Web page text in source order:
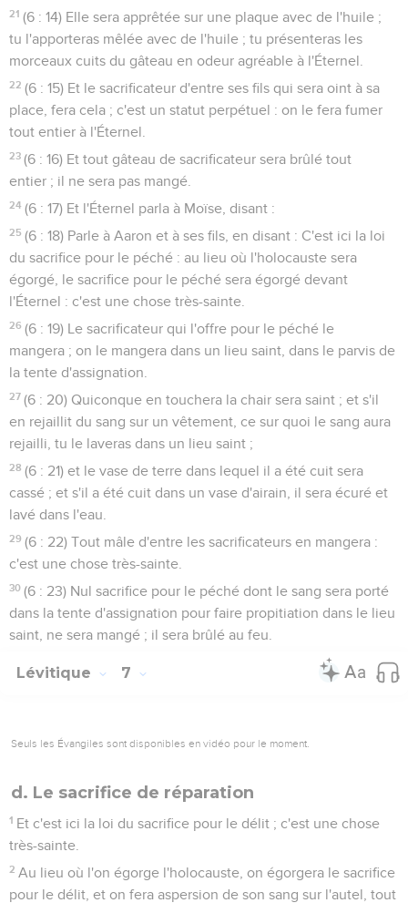
21 (6 : 14) Elle sera apprêtée sur une plaque avec de l'huile ;
tu l'apporteras mêlée avec de l'huile ; tu présenteras les
morceaux cuits du gâteau en odeur agréable à l'Éternel.
22 (6 : 15) Et le sacrificateur d'entre ses fils qui sera oint à sa
place, fera cela ; c'est un statut perpétuel : on le fera fumer
tout entier à l'Éternel.
23 (6 : 16) Et tout gâteau de sacrificateur sera brûlé tout
entier ; il ne sera pas mangé.
24 (6 : 17) Et l'Éternel parla à Moïse, disant :
25 (6 : 18) Parle à Aaron et à ses fils, en disant : C'est ici la loi
du sacrifice pour le péché : au lieu où l'holocauste sera
égorgé, le sacrifice pour le péché sera égorgé devant
l'Éternel : c'est une chose très-sainte.
26 (6 : 19) Le sacrificateur qui l'offre pour le péché le
mangera ; on le mangera dans un lieu saint, dans le parvis de
la tente d'assignation.
27 (6 : 20) Quiconque en touchera la chair sera saint ; et s'il
en rejaillit du sang sur un vêtement, ce sur quoi le sang aura
rejailli, tu le laveras dans un lieu saint ;
28 (6 : 21) et le vase de terre dans lequel il a été cuit sera
cassé ; et s'il a été cuit dans un vase d'airain, il sera écuré et
lavé dans l'eau.
29 (6 : 22) Tout mâle d'entre les sacrificateurs en mangera :
c'est une chose très-sainte.
30 (6 : 23) Nul sacrifice pour le péché dont le sang sera porté
dans la tente d'assignation pour faire propitiation dans le lieu
saint, ne sera mangé ; il sera brûlé au feu.
Lévitique 7
Seuls les Évangiles sont disponibles en vidéo pour le moment.
d. Le sacrifice de réparation
1 Et c'est ici la loi du sacrifice pour le délit ; c'est une chose
très-sainte.
2 Au lieu où l'on égorge l'holocauste, on égorgera le sacrifice
pour le délit, et on fera aspersion de son sang sur l'autel, tout